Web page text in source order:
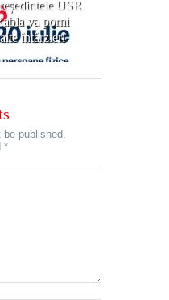
USR
va porni
întârzieri
be published.
*